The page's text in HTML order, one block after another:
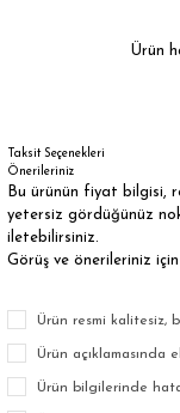
Ürün
Taksit Seçenekleri
Önerileriniz
Bu ürünün fiyat bilgisi,
yetersiz gördüğünüz
iletebilirsiniz.
Görüş ve önerileriniz
Ürün resmi kalitesiz,
Ürün açıklamasında
Ürün bilgilerinde